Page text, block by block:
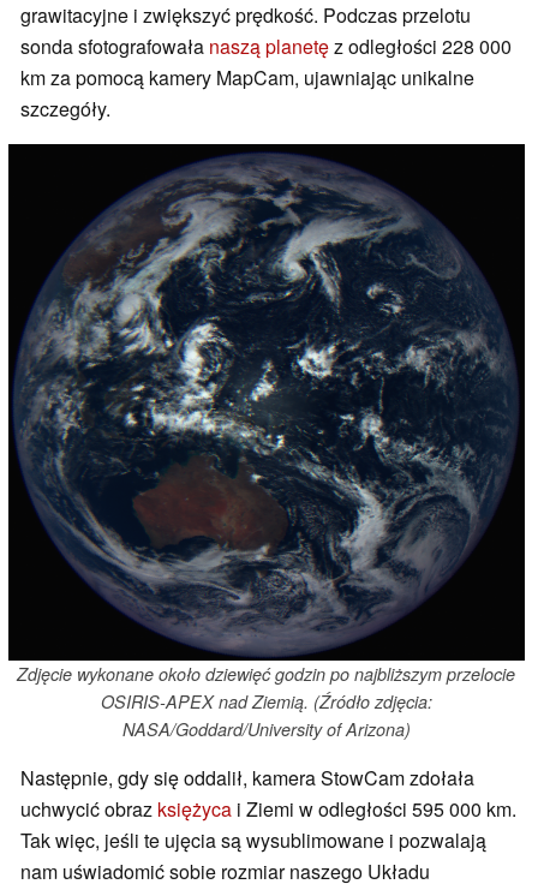
grawitacyjne i zwiększyć prędkość. Podczas przelotu
sonda sfotografowała naszą planetęz odległości 228 000
km za pomocą kamery MapCam, ujawniając unikalne
szczegóły.
Zdjęcie wykonane około dziewięć godzin po najbliższym przelocie
OSIRIS-APEX nad Ziemią. (Źródło zdjęcia:
NASA/Goddard/University of Arizona)
Następnie, gdy się oddalił, kamera StowCam zdołała
uchwycić obraz księżyca i Ziemi w odległości 595 000 km.
Tak więc, jeśli te ujęcia są wysublimowane i pozwalają
nam uświadomić sobie rozmiar naszego Układu